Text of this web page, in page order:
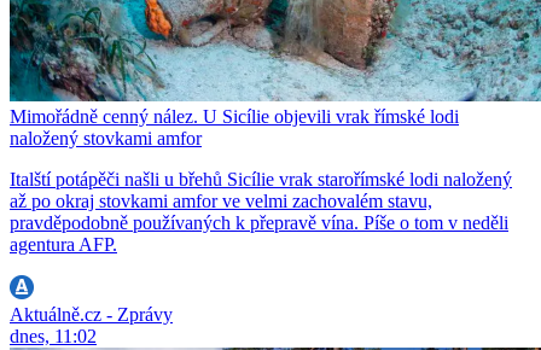
Mimořádně cenný nález. U Sicílie objevili vrak římské lodi
naložený stovkami amfor
Italští potápěči našli u břehů Sicílie vrak starořímské lodi naložený
až po okraj stovkami amfor ve velmi zachovalém stavu,
pravděpodobně používaných k přepravě vína. Píše o tom v neděli
agentura AFP.
Aktuálně.cz - Zprávy
dnes, 11:02